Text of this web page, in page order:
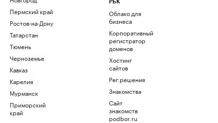
Пермский край
Ростов-на-Дону
Татарстан
Тюмень
Черноземье
Кавказ
Карелия
Мурманск
Приморский
край
РБК
Облако для
бизнеса
Корпоративный
регистратор
доменов
Хостинг
сайтов
Рег.решения
Знакомства
Сайт
знакомств
podbor.ru